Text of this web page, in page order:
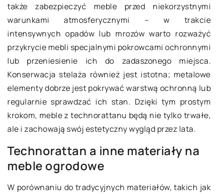
także zabezpieczyć meble przed niekorzystnymi
warunkami atmosferycznymi – w trakcie
intensywnych opadów lub mrozów warto rozważyć
przykrycie mebli specjalnymi pokrowcami ochronnymi
lub przeniesienie ich do zadaszonego miejsca.
Konserwacja stelaża również jest istotna; metalowe
elementy dobrze jest pokrywać warstwą ochronną lub
regularnie sprawdzać ich stan. Dzięki tym prostym
krokom, meble z technorattanu będą nie tylko trwałe,
ale i zachowają swój estetyczny wygląd przez lata.
Technorattan a inne materiały na
meble ogrodowe
W porównaniu do tradycyjnych materiałów, takich jak